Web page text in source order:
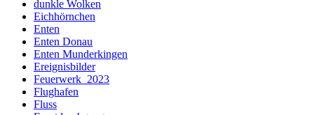
dunkle Wolken
Eichhörnchen
Enten
Enten Donau
Enten Munderkingen
Ereignisbilder
Feuerwerk_2023
Flughafen
Fluss